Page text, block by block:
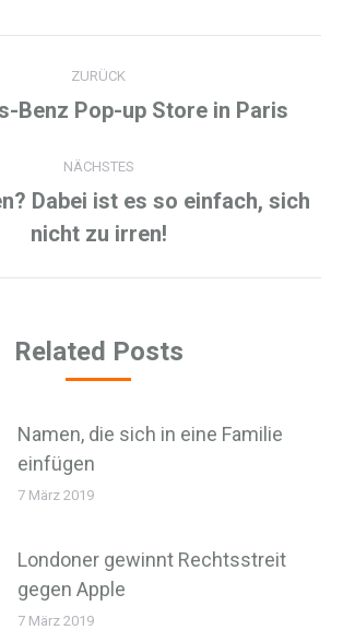
ZURÜCK
Vorheriger
Benz Pop-up Store in Paris
NÄCHSTES
Nächster
Beitrag:
Dabei ist es so einfach, sich
nicht zu irren!
Related Posts
Namen, die sich in eine Familie
einfügen
7 März 2019
Londoner gewinnt Rechtsstreit
gegen Apple
7 März 2019